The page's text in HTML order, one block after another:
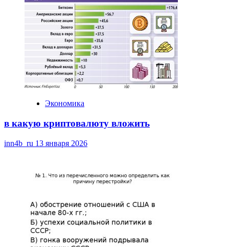
Экономика
в какую криптовалюту вложить
inn4b_ru 13 января 2026